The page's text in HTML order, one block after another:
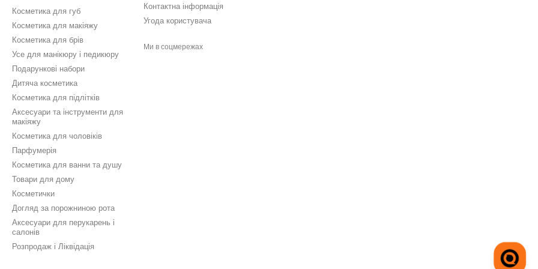
Косметика для губ
Косметика для макіяжу
Косметика для брів
Усе для манікюру і педикюру
Подарункові набори
Дитяча косметика
Косметика для підлітків
Аксесуари та інструменти для
макіяжу
Косметика для чоловіків
Парфумерія
Косметика для ванни та душу
Товари для дому
Косметички
Догляд за порожниною рота
Аксесуари для перукарень і
салонів
Розпродаж і Ліквідація
Контактна інформація
Угода користувача
Ми в соцмережах